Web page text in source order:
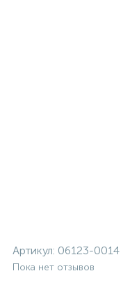
Артикул: 06123-0014
Пока нет отзывов